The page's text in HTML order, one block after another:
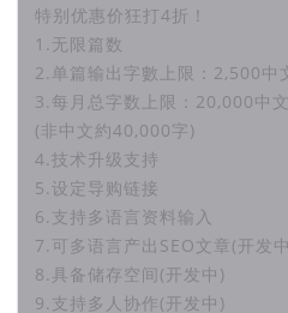
中文生成
健忘 猜想 500字
文章要不停
国外产品、中國
特别优惠价狂打4折！
1.无限篇数
2.单篇输出字數上限：2,500中
3.每月总字数上限：20,000中
(非中文約40,000字)
4.技术升级支持
5.设定导购链接
6.支持多语言资料输入
7.可多语言产出SEO文章(开发
8.具备储存空间(开发中)
9.支持多人协作(开发中)